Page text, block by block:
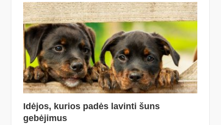
Idėjos, kurios padės lavinti šuns
gebėjimus